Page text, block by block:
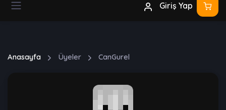
Giriş Yap
Anasayfa Üyeler CanGurel